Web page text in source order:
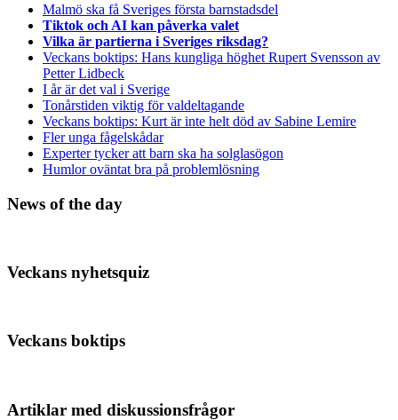
Malmö ska få Sveriges första barnstadsdel
Tiktok och AI kan påverka valet
Vilka är partierna i Sveriges riksdag?
Veckans boktips: Hans kungliga höghet Rupert Svensson av
Petter Lidbeck
I år är det val i Sverige
Tonårstiden viktig för valdeltagande
Veckans boktips: Kurt är inte helt död av Sabine Lemire
Fler unga fågelskådar
Experter tycker att barn ska ha solglasögon
Humlor oväntat bra på problemlösning
News of the day
Veckans nyhetsquiz
Veckans boktips
Artiklar med diskussionsfrågor